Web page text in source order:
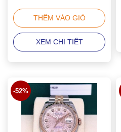
THÊM VÀO GIỎ
XEM CHI TIẾT
-52%